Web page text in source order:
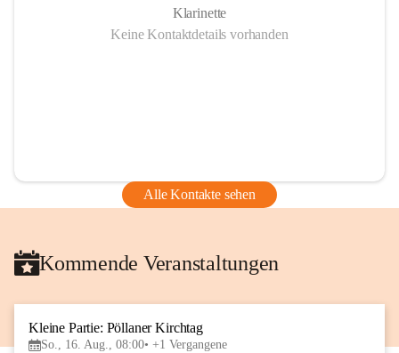
Klarinette
Keine Kontaktdetails vorhanden
Alle Kontakte sehen
Kommende Veranstaltungen
Kleine Partie: Pöllaner Kirchtag
So., 16. Aug., 08:00 +1 Vergangene